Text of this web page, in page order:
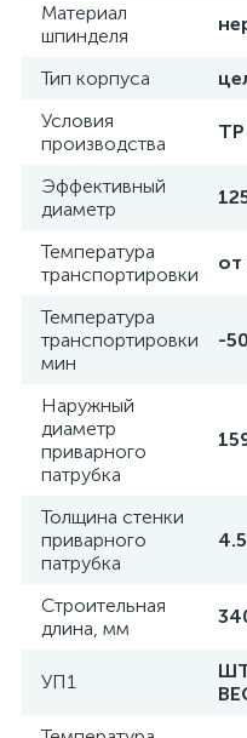
Материал
шпинделя
Тип корпуса
Условия
производства
Эффективный
диаметр
Температура
транспортировки
от
Температура
транспортировки
мин
-50
Наружный
диаметр
приварного
патрубка
Толщина стенки
приварного
патрубка
4.5
Строительная
длина, мм
УП1